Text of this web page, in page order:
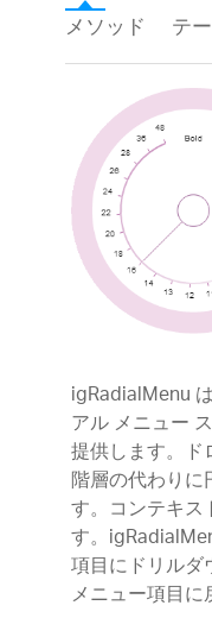
メソッド
テ
igRadialMenu
アル メニュー
提供します。
階層の代わり
す。コンテキ
す。
項目にドリル
メニュー項目に